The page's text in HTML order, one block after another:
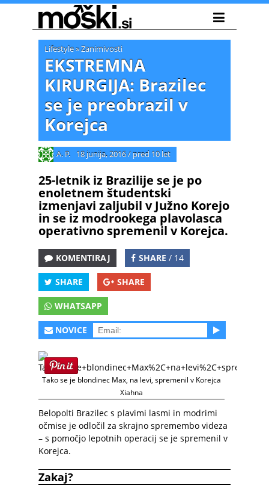
Lifestyle»Zanimivosti
EKSTREMNA
KIRURGIJA: Brazilec
se je preobrazil v
Korejca
A. P. 18 junija, 2016/ pred 10 let
25-letnik iz Brazilije se je po
enoletnem študentski
izmenjavi zaljubil v Južno Korejo
in se iz modrookega plavolasca
operativno spremenil v Korejca.
KOMENTIRAJ SHARE / 14
SHARE SHARE
WHATSAPP
NOVICE
Tako se je blondinec Max, na levi, spremenil v Korejca
Xiahna
Belopolti Brazilec s plavimi lasmi in modrimi
očmise je odločil za skrajno spremembo videza
– s pomočjo lepotnih operacij se je spremenil v
Korejca.
Zakaj?